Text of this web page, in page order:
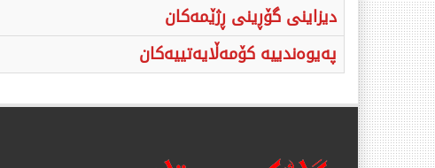
دیزاینی گۆڕینی ڕژێمەکان
پەیوەندییە کۆمەڵایەتیيەکان